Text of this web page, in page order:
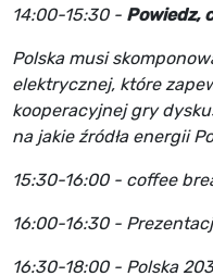
14:00-15:30 - Powiedz,
Polska musi
elektrycznej, które
kooperacyjnej gry
na jakie źródła energii
15:30-16:00 - coffee
16:00-16:30 -
16:30-18:00 - Polska